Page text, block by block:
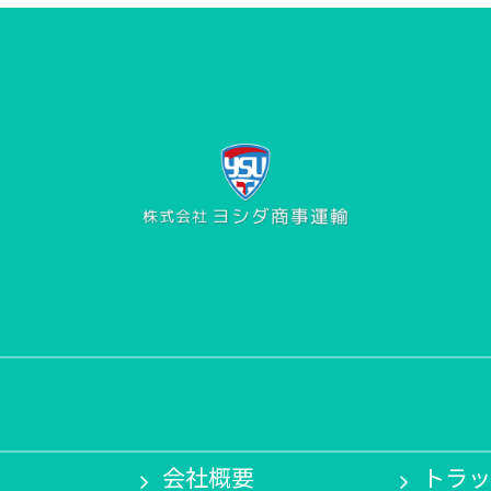
会社概要 トラ